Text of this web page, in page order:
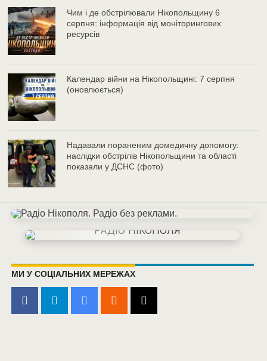
Чим і де обстрілювали Нікопольщину 6
серпня: інформація від моніторингових
ресурсів
Календар війни на Нікопольщині: 7 серпня
(оновлюється)
Надавали пораненим домедичну допомогу:
наслідки обстрілів Нікопольщини та області
показали у ДСНС (фото)
МИ У СОЦІАЛЬНИХ МЕРЕЖАХ